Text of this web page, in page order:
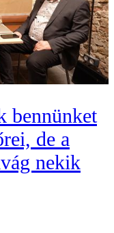
bennünket
de a
nekik